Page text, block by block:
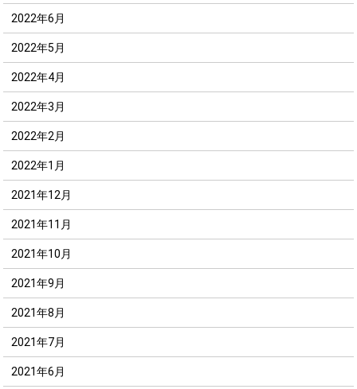
2022年6月
2022年5月
2022年4月
2022年3月
2022年2月
2022年1月
2021年12月
2021年11月
2021年10月
2021年9月
2021年8月
2021年7月
2021年6月